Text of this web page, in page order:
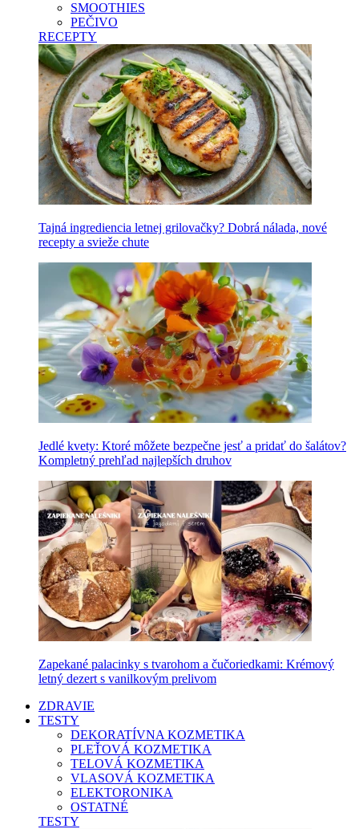
SMOOTHIES
PEČIVO
RECEPTY
Tajná ingrediencia letnej grilovačky? Dobrá nálada, nové
recepty a svieže chute
Jedlé kvety: Ktoré môžete bezpečne jesť a pridať do šalátov?
Kompletný prehľad najlepších druhov
Zapekané palacinky s tvarohom a čučoriedkami: Krémový
letný dezert s vanilkovým prelivom
ZDRAVIE
TESTY
DEKORATÍVNA KOZMETIKA
PLEŤOVÁ KOZMETIKA
TELOVÁ KOZMETIKA
VLASOVÁ KOZMETIKA
ELEKTORONIKA
OSTATNÉ
TESTY